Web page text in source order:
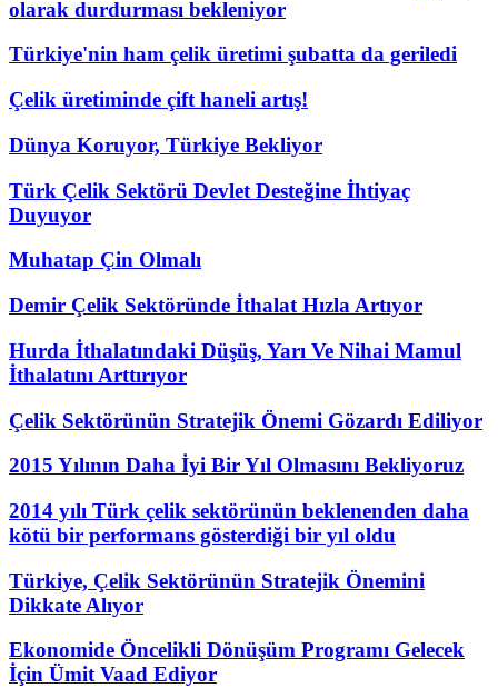
olarak durdurması bekleniyor
Türkiye'nin ham çelik üretimi şubatta da geriledi
Çelik üretiminde çift haneli artış!
Dünya Koruyor, Türkiye Bekliyor
Türk Çelik Sektörü Devlet Desteğine İhtiyaç
Duyuyor
Muhatap Çin Olmalı
Demir Çelik Sektöründe İthalat Hızla Artıyor
Hurda İthalatındaki Düşüş, Yarı Ve Nihai Mamul
İthalatını Arttırıyor
Çelik Sektörünün Stratejik Önemi Gözardı Ediliyor
2015 Yılının Daha İyi Bir Yıl Olmasını Bekliyoruz
2014 yılı Türk çelik sektörünün beklenenden daha
kötü bir performans gösterdiği bir yıl oldu
Türkiye, Çelik Sektörünün Stratejik Önemini
Dikkate Alıyor
Ekonomide Öncelikli Dönüşüm Programı Gelecek
İçin Ümit Vaad Ediyor